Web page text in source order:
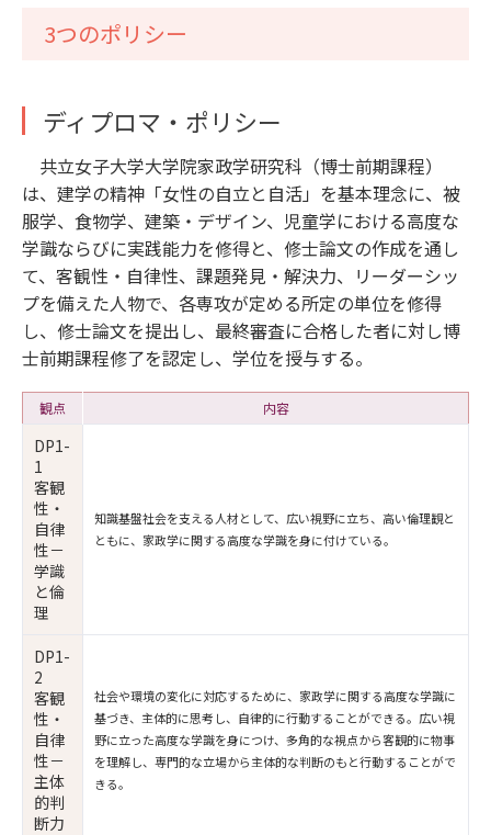
3つのポリシー
ディプロマ・ポリシー
共立女子大学大学院家政学研究科（博士前期課程）
は、建学の精神「女性の自立と自活」を基本理念に、被
服学、食物学、建築・デザイン、児童学における高度な
学識ならびに実践能力を修得と、修士論文の作成を通し
て、客観性・自律性、課題発見・解決力、リーダーシッ
プを備えた人物で、各専攻が定める所定の単位を修得
し、修士論文を提出し、最終審査に合格した者に対し博
士前期課程修了を認定し、学位を授与する。
観点 内容
DP1-
1
客観
性・
自律
性－
学識
と倫
理
知識基盤社会を支える人材として、広い視野に立ち、高い倫理観と
ともに、家政学に関する高度な学識を身に付けている。
DP1-
2
客観
性・
自律
性－
主体
的判
断力
社会や環境の変化に対応するために、家政学に関する高度な学識に
基づき、主体的に思考し、自律的に行動することができる。広い視
野に立った高度な学識を身につけ、多角的な視点から客観的に物事
を理解し、専門的な立場から主体的な判断のもと行動することがで
きる。